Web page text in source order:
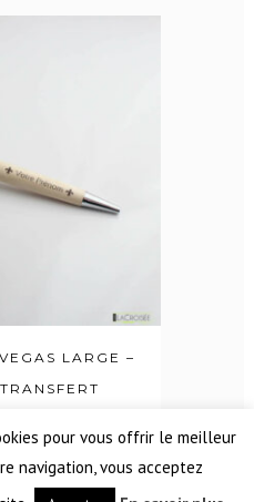
LARGE –
€
pour vous offrir le meilleur
navigation, vous acceptez